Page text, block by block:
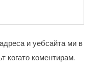
и уебсайта ми в
когато коментирам.